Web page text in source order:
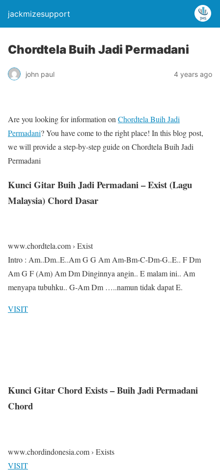
jackmizesupport
Chordtela Buih Jadi Permadani
john paul 4 years ago
Are you looking for information on Chordtela Buih Jadi
Permadani? You have come to the right place! In this blog post,
we will provide a step-by-step guide on Chordtela Buih Jadi
Permadani
Kunci Gitar Buih Jadi Permadani – Exist (Lagu
Malaysia) Chord Dasar
www.chordtela.com › Exist
Intro : Am..Dm..E..Am G G Am Am-Bm-C-Dm-G..E.. F Dm
Am G F (Am) Am Dm Dinginnya angin.. E malam ini.. Am
menyapa tubuhku.. G-Am Dm …..namun tidak dapat E.
VISIT
Kunci Gitar Chord Exists – Buih Jadi Permadani
Chord
www.chordindonesia.com › Exists
VISIT